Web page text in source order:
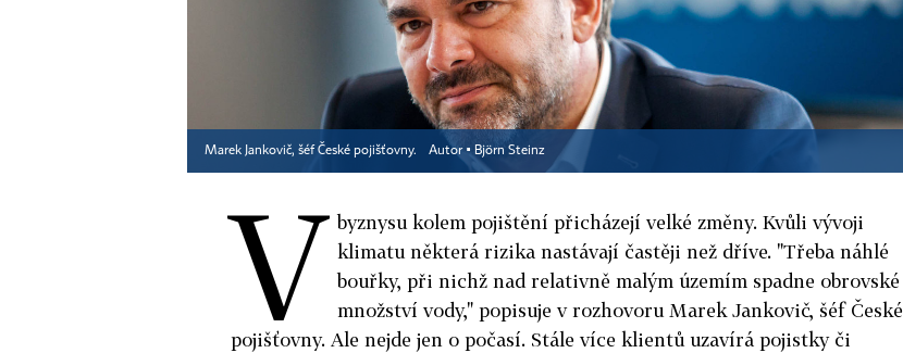
Marek Jankovič, šéf České pojišťovny. Autor ▪ Björn Steinz
V byznysu kolem pojištění přicházejí velké změny. Kvůli vývoji
klimatu některá rizika nastávají častěji než dříve. "Třeba náhlé
bouřky, při nichž nad relativně malým územím spadne obrovské
množství vody," popisuje v rozhovoru Marek Jankovič, šéf České
pojišťovny. Ale nejde jen o počasí. Stále více klientů uzavírá pojistky či